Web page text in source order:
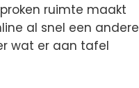
ruimte maakt
al snel een andere
wat er aan tafel